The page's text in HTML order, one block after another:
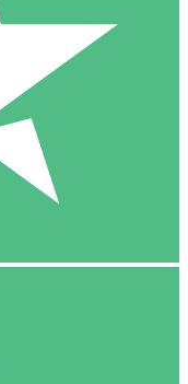
Geen maandelijkse